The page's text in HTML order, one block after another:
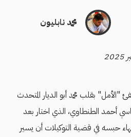
محمد نابليون
"الأمل" بقلب محمد أبو الديار المتحدث
أحمد الطنطاوي، الذي اختار بعد
حبسه في قضية التوكيلات أن يسير